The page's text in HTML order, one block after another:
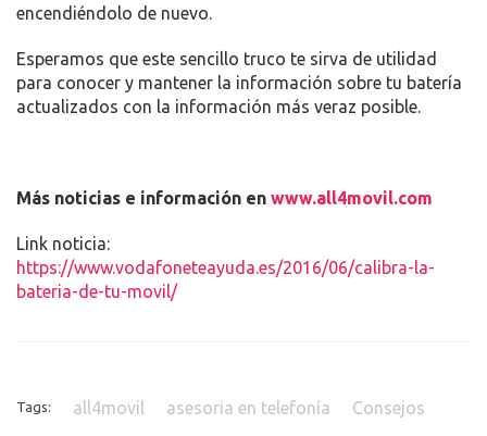
encendiéndolo de nuevo.
Esperamos que este sencillo truco te sirva de utilidad
para conocer y mantener la información sobre tu batería
actualizados con la información más veraz posible.
Más noticias e información en www.all4movil.com
Link noticia:
https://www.vodafoneteayuda.es/2016/06/calibra-la-
bateria-de-tu-movil/
Tags: all4movil asesoria en telefonía Consejos